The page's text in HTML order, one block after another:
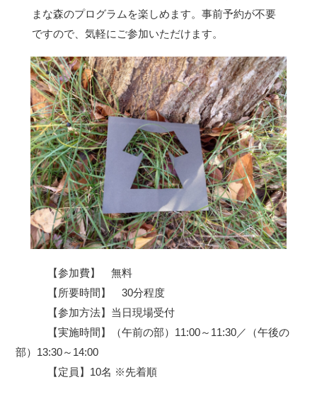
まな森のプログラムを楽しめます。事前予約が不要
ですので、気軽にご参加いただけます。
【参加費】 無料
【所要時間】 30分程度
【参加方法】当日現場受付
【実施時間】（午前の部）11:00～11:30／（午後の
部）13:30～14:00
【定員】10名 ※先着順